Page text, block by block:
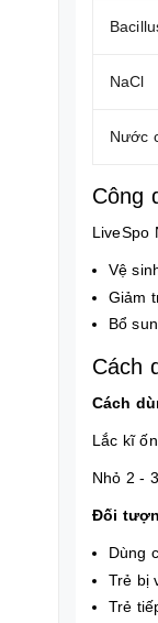
NaCl
Nước
Công
LiveSpo
Vệ
Giảm
Bổ
Cách
Cách
Lắc kĩ
Nhỏ 2 -
Đối
Dùng
Trẻ bị
Trẻ